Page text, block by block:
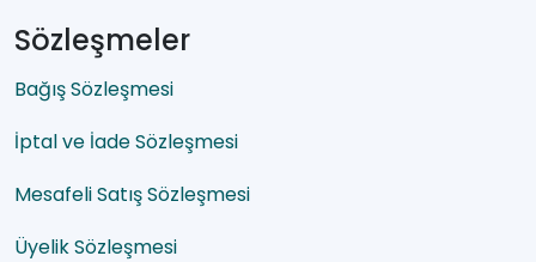
Sözleşmeler
Bağış Sözleşmesi
İptal ve İade Sözleşmesi
Mesafeli Satış Sözleşmesi
Üyelik Sözleşmesi